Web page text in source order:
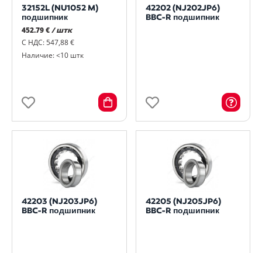
32152L (NU1052 M)
подшипник
452.79 €/ штк
С НДС: 547,88 €
Наличие: <10 штк
42202 (NJ202JP6)
BBC-R подшипник
42203 (NJ203JP6)
BBC-R подшипник
42205 (NJ205JP6)
BBC-R подшипник